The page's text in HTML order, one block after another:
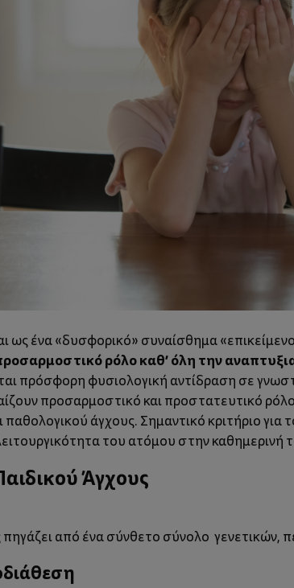
ως ένα «δυσφορικό» συναίσθημα
ρόλο καθ’ όλη την
πρόσφορη φυσιολογική αντίδραση σε
προσαρμοστικό και προστατευτικό
παθολογικού άγχους. Σημαντικό κριτήριο
του ατόμου στην καθημερινή
Άγχους
πηγάζει από ένα σύνθετο σύνολο γενετικών,